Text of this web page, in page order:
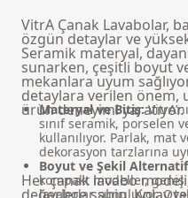
VitrA Çanak Lavabolar,
özgün detaylar ve
Seramik materyal,
sunarken, çeşitli boyut
mekanlara uyum
detaylara verilen önem,
ürün deneyimi yaratıyor.
Materyal ve Bitiş:
sınıf seramik, porselen
kullanılıyor. Parlak, mat
dekorasyon tarzlarına
Boyut ve Şekil
kompakt modeller,
lavabolar sunuluyor.
Her çanak lavabo